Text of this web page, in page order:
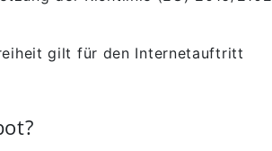
gilt für den Internetauftritt